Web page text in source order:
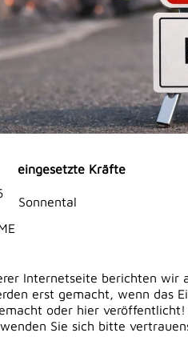
eingesetzte Kräfte
Sonnental
Internetseite berichten wir
erst gemacht, wenn das
oder hier
Sie sich bitte